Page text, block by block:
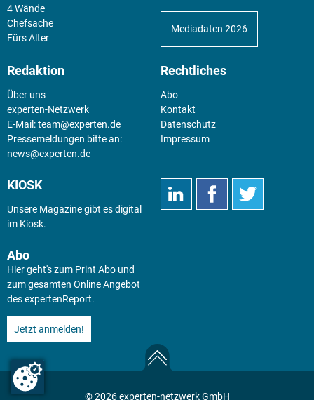
4 Wände
Chefsache
Fürs Alter
Mediadaten 2026
Redaktion
Über uns
experten-Netzwerk
E-Mail:team@experten.de
Pressemeldungen bitte an:
news@experten.de
Rechtliches
Abo
Kontakt
Datenschutz
Impressum
KIOSK
Unsere Magazine gibt es digital
im Kiosk.
Abo
Hier geht's zum Print Abo und
zum gesamten Online Angebot
des expertenReport.
Jetzt anmelden!
© 2026 experten-netzwerk GmbH